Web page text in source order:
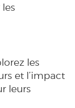
les
et l’impact
leurs